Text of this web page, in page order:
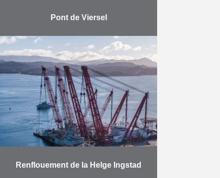
Pont de Viersel
La démolition et la reconstruction
du pont sur le canal à Viersel
s’imposaient pour permettre au
Canal Albert d’accueillir des barges
de transport à quatre …
En savoir plus
Renflouement de la Helge Ingstad